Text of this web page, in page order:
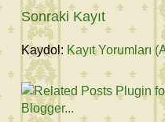
Sonraki Kayıt
Kaydol: Kayıt Yorumları